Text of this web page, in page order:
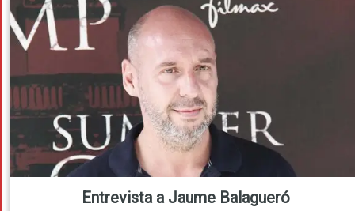
Entrevista a Jaume Balagueró